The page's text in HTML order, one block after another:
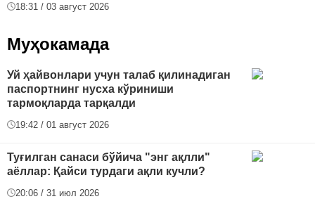
18:31 / 03 август 2026
Муҳокамада
Уй ҳайвонлари учун талаб қилинадиган
паспортнинг нусха кўриниши
тармоқларда тарқалди
19:42 / 01 август 2026
Туғилган санаси бўйича "энг ақлли"
аёллар: Қайси турдаги ақли кучли?
20:06 / 31 июл 2026